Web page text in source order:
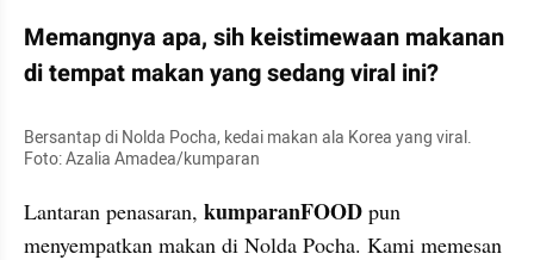
Memangnya apa, sih keistimewaan makanan
di tempat makan yang sedang viral ini?
Bersantap di Nolda Pocha, kedai makan ala Korea yang viral.
Foto: Azalia Amadea/kumparan
Lantaran penasaran, kumparanFOOD pun
menyempatkan makan di Nolda Pocha. Kami memesan